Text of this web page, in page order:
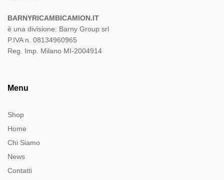
BARNYRICAMBICAMION.IT
è una divisione: Barny Group srl
P.IVA n. 08134960965
Reg. Imp. Milano MI-2004914
Menu
Shop
Home
Chi Siamo
News
Contatti